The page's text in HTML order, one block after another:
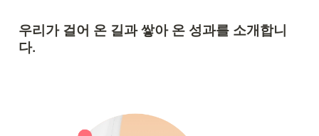
우리가 걸어 온 길과 쌓아 온 성과를 소개합니
다.